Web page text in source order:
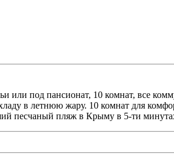
или под пансионат, 10 комнат, все
в летнюю жару. 10 комнат для
песчаный пляж в Крыму в 5-ти